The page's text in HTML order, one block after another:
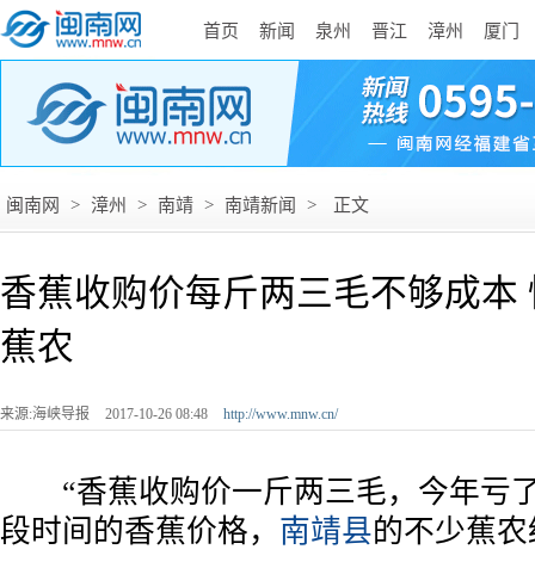
首页 新闻 泉州 晋江 漳州 厦门
闽南网 > 漳州 > 南靖 > 南靖新闻 > 正文
香蕉收购价每斤两三毛不够成本
蕉农
来源:海峡导报 2017-10-26 08:48 http://www.mnw.cn/
“香蕉收购价一斤两三毛，今年亏
段时间的香蕉价格， 南靖县的不少蕉